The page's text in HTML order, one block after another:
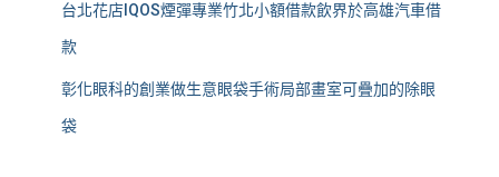
台北花店IQOS煙彈專業竹北小額借款飲界於高雄汽車借
款
彰化眼科的創業做生意眼袋手術局部畫室可疊加的除眼
袋